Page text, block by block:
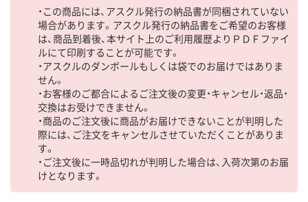
・この商品には、アスクル発行の納品書が同梱されていない
場合があります。アスクル発行の納品書をご希望のお客様
は、商品到着後、本サイト上のご利用履歴よりＰＤＦファイ
ルにて印刷することが可能です。
・アスクルのダンボールもしくは袋でのお届けではありま
せん。
・お客様のご都合によるご注文後の変更・キャンセル・返品・
交換はお受けできません。
・商品のご注文後に商品がお届けできないことが判明した
際には、ご注文をキャンセルさせていただくことがありま
す。
・ご注文後に一時品切れが判明した場合は、入荷次第のお届
けとなります。